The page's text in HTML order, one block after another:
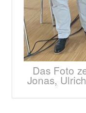
Das Foto
Jonas,